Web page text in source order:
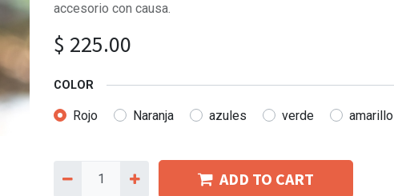
accesorio con causa.
$ 225.00
COLOR
Rojo Naranja azules verde amarillo
ADD TO CART